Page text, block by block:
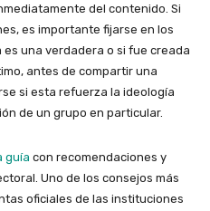
del contenido. Si
es importante fijarse en los
una verdadera o si fue creada
antes de compartir una
si esta refuerza la ideología
de un grupo en particular.
guía con recomendaciones y
Uno de los consejos más
oficiales de las instituciones